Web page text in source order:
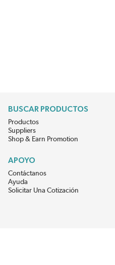
BUSCAR PRODUCTOS
Productos
Suppliers
Shop & Earn Promotion
APOYO
Contáctanos
Ayuda
Solicitar Una Cotización